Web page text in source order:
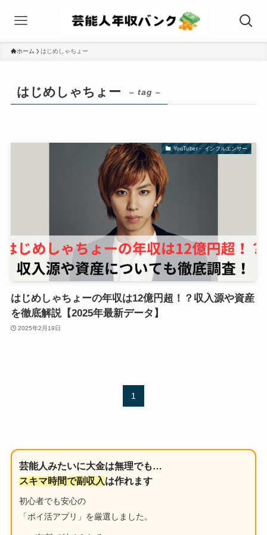
ホーム はじめしゃちょー
はじめしゃちょー – tag –
YouTuber・ インフルエンサー
はじめしゃちょーの年収は12億円超！？収入源や資産
を徹底解説【2025年最新データ】
2025年2月19日
1
芸能人みたいに大金は無理でも…
スキマ時間で副収入は作れます
初心者でも安心の
「ポイ活アプリ」を厳選しました。